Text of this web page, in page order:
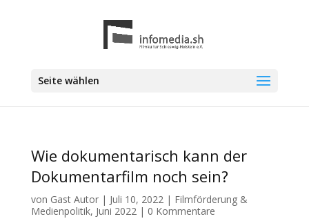
Seite wählen
Wie dokumentarisch kann der
Dokumentarfilm noch sein?
von Gast Autor| Juli 10, 2022| Filmförderung &
Medienpolitik, Juni 2022| 0 Kommentare